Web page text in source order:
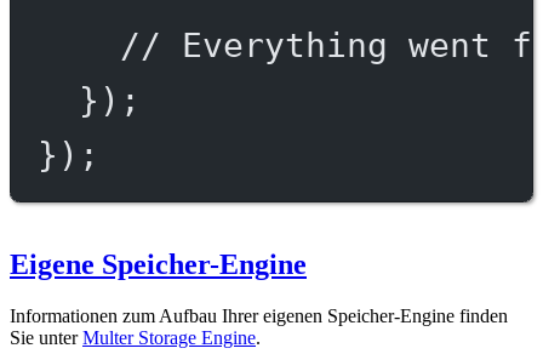
// Everything went
});
});
Eigene Speicher-Engine
Informationen zum Aufbau Ihrer eigenen Speicher-Engine finden
Sie unterMulter Storage Engine.